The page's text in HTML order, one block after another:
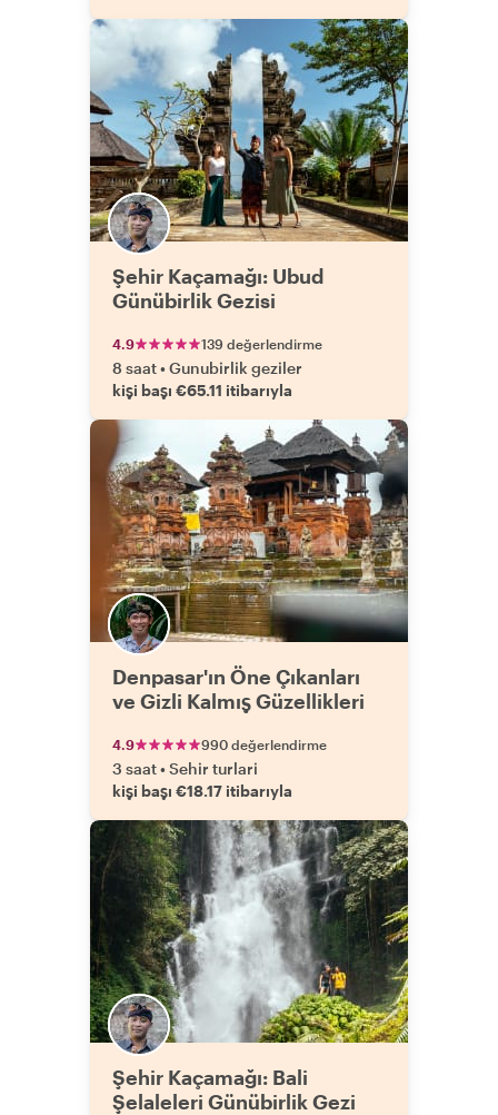
Şehir Kaçamağı: Ubud
Günübirlik Gezisi
4.9 139 değerlendirme
8 saat•Gunubirlik geziler
kişi başı €65.11 itibarıyla
Denpasar'ın Öne Çıkanları
ve Gizli Kalmış Güzellikleri
4.9 990 değerlendirme
3 saat•Sehir turlari
kişi başı €18.17 itibarıyla
Şehir Kaçamağı: Bali
Şelaleleri Günübirlik Gezi